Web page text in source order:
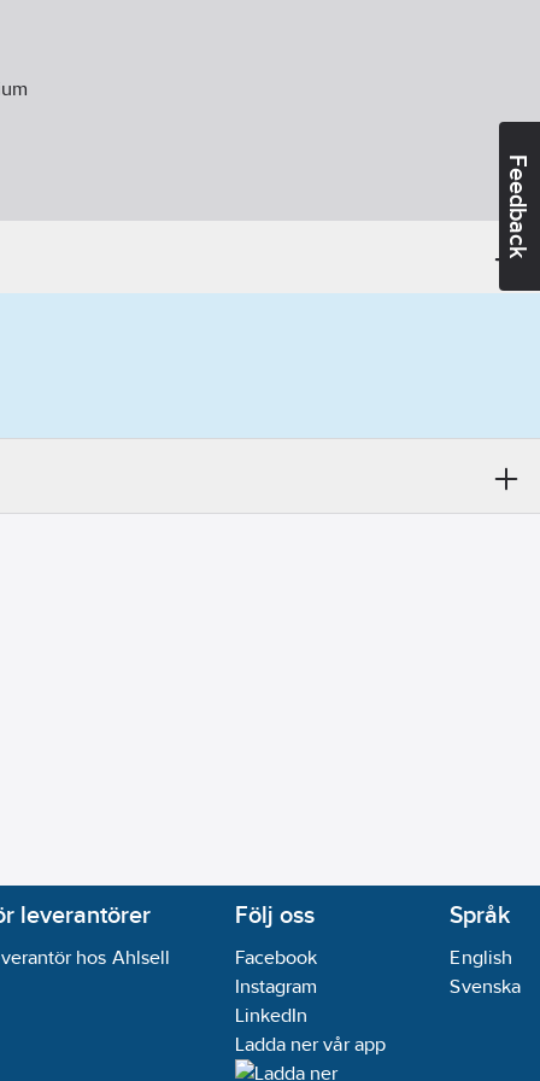
Feedback
leverantörer
hos Ahlsell
Följ oss
Facebook
Instagram
LinkedIn
Ladda ner vår app
Språk
English
Svenska